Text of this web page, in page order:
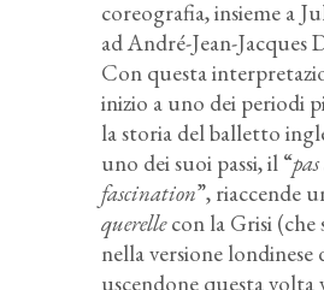
coreografia, insieme a
ad André-Jean-Jacques
Con questa
inizio a uno dei periodi
la storia del balletto
uno dei suoi passi, il “
fascination”, riaccende
querellecon la Grisi (che
nella versione londinese
uscendone questa volta